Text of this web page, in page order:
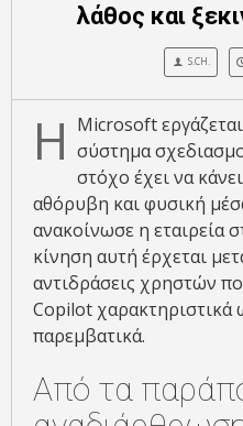
λάθος και
S.CH.
Η Microsoft
σύστημα
στόχο έχει να
αθόρυβη και φυσική
ανακοίνωσε η εταιρεία
κίνηση αυτή έρχεται
αντιδράσεις χρηστών
Copilot χαρακτηριστικά
παρεμβατικά.
Από τα